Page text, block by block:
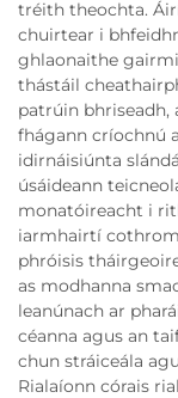
tréith theochta.
chuirtear i
ghlaonaithe
thástáil
patrúin
fhágann críochnú
idirnáisiúnta
úsáideann
monatóireacht i
iarmhairtí
phróisis
as modhanna
leanúnach ar
céanna agus an
chun stráiceála
Rialaíonn córais